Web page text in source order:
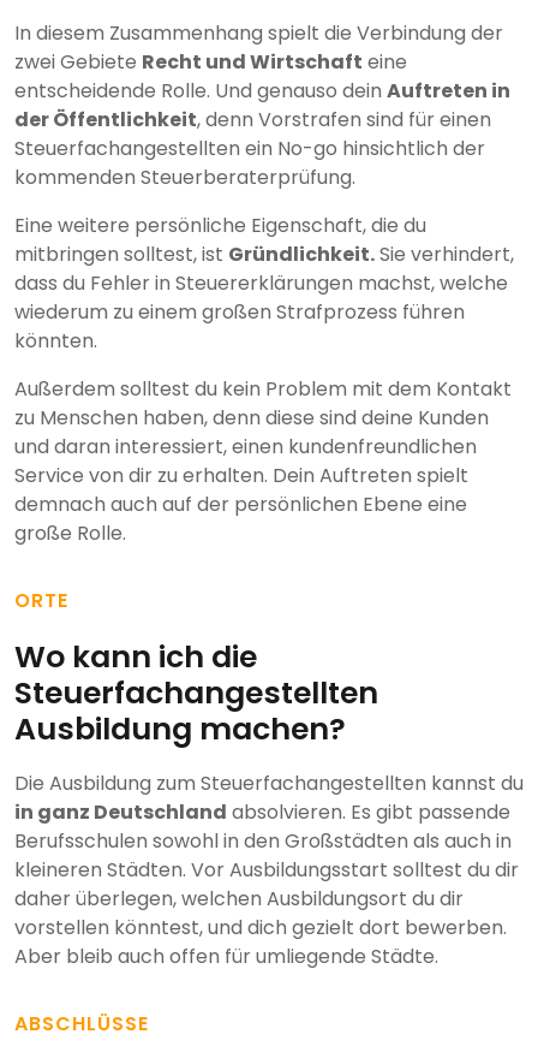
In diesem Zusammenhang spielt die Verbindung der
zwei Gebiete Recht und Wirtschaft eine
entscheidende Rolle. Und genauso dein Auftreten in
der Öffentlichkeit, denn Vorstrafen sind für einen
Steuerfachangestellten ein No-go hinsichtlich der
kommenden Steuerberaterprüfung.
Eine weitere persönliche Eigenschaft, die du
mitbringen solltest, ist Gründlichkeit.Sie verhindert,
dass du Fehler in Steuererklärungen machst, welche
wiederum zu einem großen Strafprozess führen
könnten.
Außerdem solltest du kein Problem mit dem Kontakt
zu Menschen haben, denn diese sind deine Kunden
und daran interessiert, einen kundenfreundlichen
Service von dir zu erhalten. Dein Auftreten spielt
demnach auch auf der persönlichen Ebene eine
große Rolle.
ORTE
Wo kann ich die
Steuerfachangestellten
Ausbildung machen?
Die Ausbildung zum Steuerfachangestellten kannst du
in ganz Deutschland absolvieren. Es gibt passende
Berufsschulen sowohl in den Großstädten als auch in
kleineren Städten. Vor Ausbildungsstart solltest du dir
daher überlegen, welchen Ausbildungsort du dir
vorstellen könntest, und dich gezielt dort bewerben.
Aber bleib auch offen für umliegende Städte.
ABSCHLÜSSE